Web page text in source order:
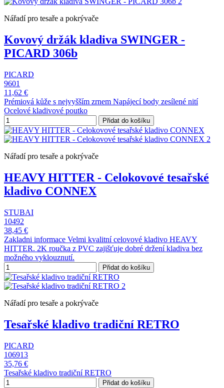
Nářadí pro tesaře a pokrývače
Kovový držák kladiva SWINGER -
PICARD 306b
PICARD
9601
11,62 €
Prémiová kůže s nejvyšším zrnem Napájecí body zesílené nití
Ocelové kladivové poutko
Přidat do košíku
Nářadí pro tesaře a pokrývače
HEAVY HITTER - Celokovové tesařské
kladivo CONNEX
STUBAI
10492
38,45 €
Zakladni informace Velmi kvalitní celovové kladivo HEAVY
HITTER. 2K roučka z PVC zajišťuje dobré držení kladiva bez
možného vyklouznutí.
Přidat do košíku
Nářadí pro tesaře a pokrývače
Tesařské kladivo tradiční RETRO
PICARD
106913
35,76 €
Tesařské kladivo tradiční RETRO
Přidat do košíku